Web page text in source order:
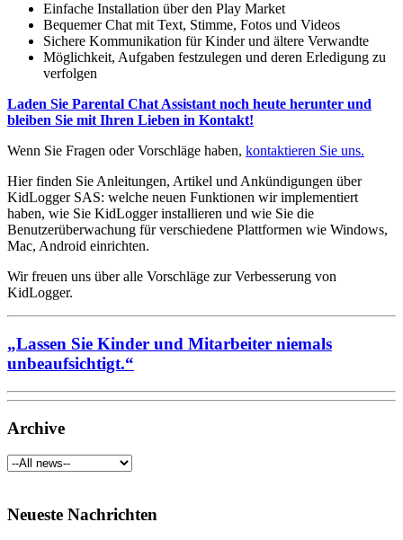
Einfache Installation über den Play Market
Bequemer Chat mit Text, Stimme, Fotos und Videos
Sichere Kommunikation für Kinder und ältere Verwandte
Möglichkeit, Aufgaben festzulegen und deren Erledigung zu
verfolgen
Laden Sie Parental Chat Assistant noch heute herunter und
bleiben Sie mit Ihren Lieben in Kontakt!
Wenn Sie Fragen oder Vorschläge haben, kontaktieren Sie uns.
Hier finden Sie Anleitungen, Artikel und Ankündigungen über
KidLogger SAS: welche neuen Funktionen wir implementiert
haben, wie Sie KidLogger installieren und wie Sie die
Benutzerüberwachung für verschiedene Plattformen wie Windows,
Mac, Android einrichten.
Wir freuen uns über alle Vorschläge zur Verbesserung von
KidLogger.
„Lassen Sie Kinder und Mitarbeiter niemals
unbeaufsichtigt.“
Archive
Neueste Nachrichten